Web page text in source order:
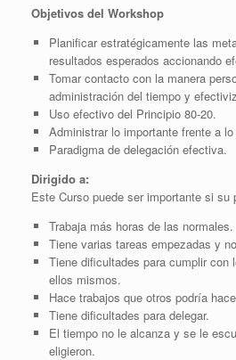
Objetivos del Workshop
Planificar estratégicamente las
resultados esperados accionando
Tomar contacto con la manera
administración del tiempo y
Uso efectivo del Principio 80-20.
Administrar lo importante frente a lo
Paradigma de delegación efectiva.
Dirigido a:
Este Curso puede ser importante si su
Trabaja más horas de las normales.
Tiene varias tareas empezadas y
Tiene dificultades para cumplir con
ellos mismos.
Hace trabajos que otros podría
Tiene dificultades para delegar.
El tiempo no le alcanza y se le
eligieron.